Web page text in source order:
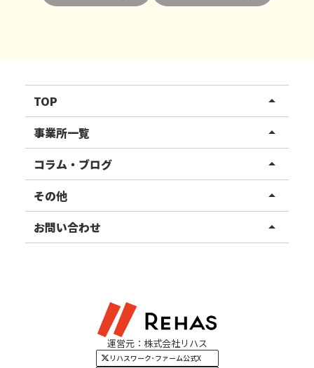
TOP arrow_drop_up
リハスワーク
リハスファーム
事業所一覧 arrow_drop_up
関東エリア
東北エリア
甲信越エリア
四国・九州エリア
コラム・ブログ arrow_drop_up
事業所ブログ
ご利用者様の声
その他 arrow_drop_up
お知らせ
お問い合わせ arrow_drop_up
運営元：株式会社リハス
リハスワーク･ファーム公式X